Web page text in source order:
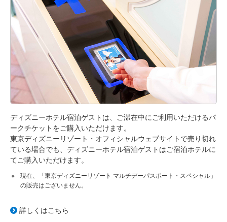
東京ディズニーセレブレーションホテル
ディズニーホテル宿泊ゲストは、ご滞在中にご利用いただけるパ
ークチケットをご購入いただけます。
東京ディズニーリゾート・オフィシャルウェブサイトで売り切れ
ている場合でも、ディズニーホテル宿泊ゲストはご宿泊ホテルに
てご購入いただけます。
現在、「東京ディズニーリゾート マルチデーパスポート・スペシャル」
の販売はございません。
詳しくはこちら